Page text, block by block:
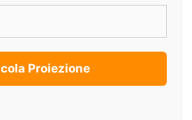
Proiezione